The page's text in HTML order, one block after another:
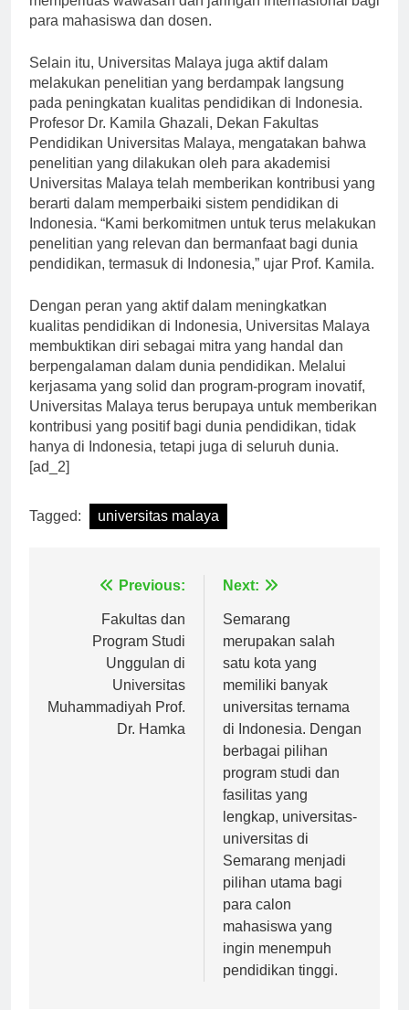
para mahasiswa dan dosen.
Selain itu, Universitas Malaya juga aktif dalam
melakukan penelitian yang berdampak langsung
pada peningkatan kualitas pendidikan di Indonesia.
Profesor Dr. Kamila Ghazali, Dekan Fakultas
Pendidikan Universitas Malaya, mengatakan bahwa
penelitian yang dilakukan oleh para akademisi
Universitas Malaya telah memberikan kontribusi yang
berarti dalam memperbaiki sistem pendidikan di
Indonesia. “Kami berkomitmen untuk terus melakukan
penelitian yang relevan dan bermanfaat bagi dunia
pendidikan, termasuk di Indonesia,” ujar Prof. Kamila.
Dengan peran yang aktif dalam meningkatkan
kualitas pendidikan di Indonesia, Universitas Malaya
membuktikan diri sebagai mitra yang handal dan
berpengalaman dalam dunia pendidikan. Melalui
kerjasama yang solid dan program-program inovatif,
Universitas Malaya terus berupaya untuk memberikan
kontribusi yang positif bagi dunia pendidikan, tidak
hanya di Indonesia, tetapi juga di seluruh dunia.
[ad_2]
Tagged: universitas malaya
NavigasiPrevious:
Fakultas dan
Program Studi
Unggulan di
Universitas
Muhammadiyah Prof.
Dr. Hamka
Next:
Semarang
merupakan salah
satu kota yang
memiliki banyak
universitas ternama
di Indonesia. Dengan
berbagai pilihan
program studi dan
fasilitas yang
lengkap, universitas-
universitas di
Semarang menjadi
pilihan utama bagi
para calon
mahasiswa yang
ingin menempuh
pendidikan tinggi.